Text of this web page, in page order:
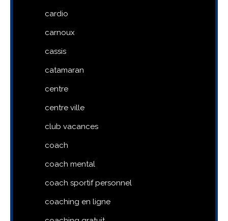
cardio
carnoux
cassis
catamaran
centre
centre ville
club vacances
coach
coach mental
coach sportif personnel
coaching en ligne